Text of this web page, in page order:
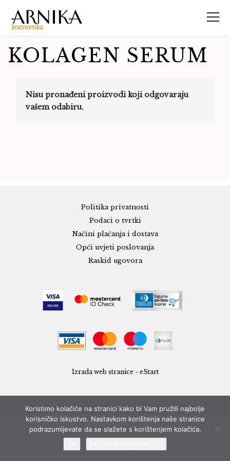
KOLAGEN SERUM
Nisu pronađeni proizvodi koji odgovaraju
vašem odabiru.
Politika privatnosti
Podaci o tvrtki
Načini plaćanja i dostava
Opći uvjeti poslovanja
Raskid ugovora
Izrada web stranice - eStart
Koristimo kolačiće na stranici kako bi Vam pružili najbolje
korisničko iskustvo. Nastavkom korištenja naše stranice
podrazumijevate da se slažete s korištenjem kolačića.